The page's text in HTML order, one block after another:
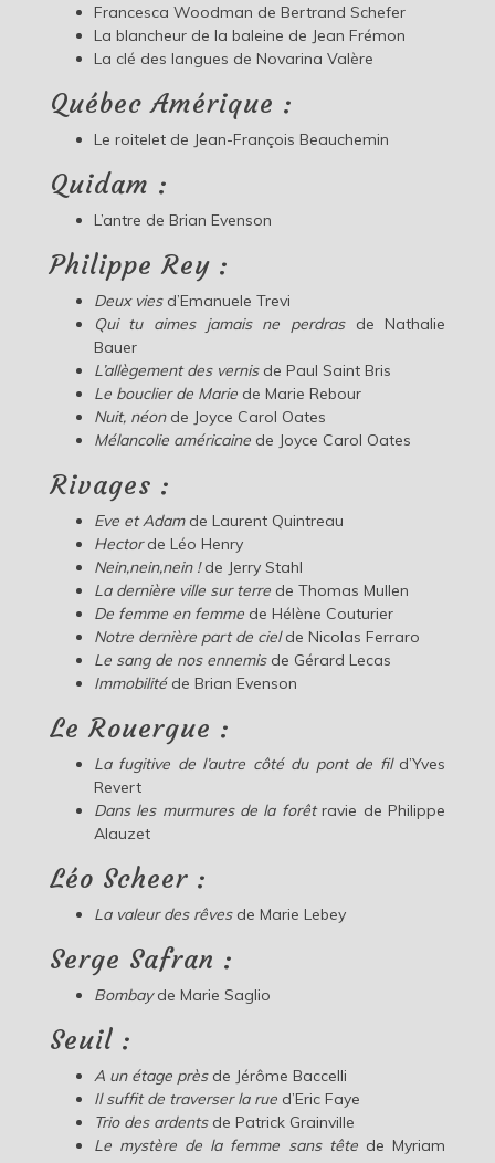
Francesca Woodman de Bertrand Schefer
La blancheur de la baleine de Jean Frémon
La clé des langues de Novarina Valère
Québec Amérique :
Le roitelet de Jean-François Beauchemin
Quidam :
L’antre de Brian Evenson
Philippe Rey :
Deux viesd’Emanuele Trevi
Qui tu aimes jamais ne perdrasde Nathalie
Bauer
L’allègement des vernisde Paul Saint Bris
Le bouclier de Mariede Marie Rebour
Nuit, néonde Joyce Carol Oates
Mélancolie américainede Joyce Carol Oates
Rivages :
Eve et Adamde Laurent Quintreau
Hectorde Léo Henry
Nein,nein,nein !de Jerry Stahl
La dernière ville sur terrede Thomas Mullen
De femme en femmede Hélène Couturier
Notre dernière part de cielde Nicolas Ferraro
Le sang de nos ennemisde Gérard Lecas
Immobilitéde Brian Evenson
Le Rouergue :
La fugitive de l’autre côté du pont de fild’Yves
Revert
Dans les murmures de la forêtravie de Philippe
Alauzet
Léo Scheer :
La valeur des rêvesde Marie Lebey
Serge Safran :
Bombayde Marie Saglio
Seuil :
A un étage prèsde Jérôme Baccelli
Il suffit de traverser la rued’Eric Faye
Trio des ardentsde Patrick Grainville
Le mystère de la femme sans têtede Myriam